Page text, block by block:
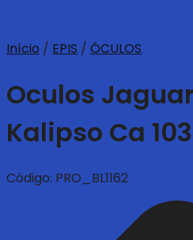
Início / EPIS / ÓCULOS
Oculos
Kalipso Ca
Código: PRO_BL1162